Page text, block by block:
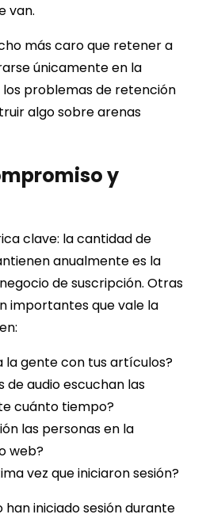
van.
más caro que retener a
únicamente en la
los problemas de retención
algo sobre arenas
y
clave: la cantidad de
anualmente es la
de suscripción. Otras
importantes que vale la
la gente con tus artículos?
de audio escuchan las
cuánto tiempo?
las personas en la
web?
vez que iniciaron sesión?
han iniciado sesión durante